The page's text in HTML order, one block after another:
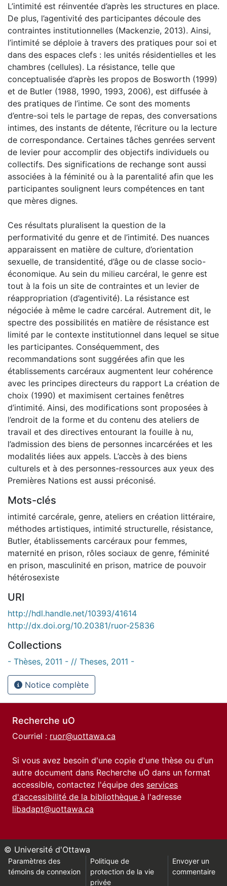
L’intimité est réinventée d’après les structures en place.
De plus, l’agentivité des participantes découle des
contraintes institutionnelles (Mackenzie, 2013). Ainsi,
l’intimité se déploie à travers des pratiques pour soi et
dans des espaces clefs : les unités résidentielles et les
chambres (cellules). La résistance, telle que
conceptualisée d’après les propos de Bosworth (1999)
et de Butler (1988, 1990, 1993, 2006), est diffusée à
des pratiques de l’intime. Ce sont des moments
d’entre-soi tels le partage de repas, des conversations
intimes, des instants de détente, l’écriture ou la lecture
de correspondance. Certaines tâches genrées servent
de levier pour accomplir des objectifs individuels ou
collectifs. Des significations de rechange sont aussi
associées à la féminité ou à la parentalité afin que les
participantes soulignent leurs compétences en tant
que mères dignes.
Ces résultats pluralisent la question de la
performativité du genre et de l’intimité. Des nuances
apparaissent en matière de culture, d’orientation
sexuelle, de transidentité, d’âge ou de classe socio-
économique. Au sein du milieu carcéral, le genre est
tout à la fois un site de contraintes et un levier de
réappropriation (d’agentivité). La résistance est
négociée à même le cadre carcéral. Autrement dit, le
spectre des possibilités en matière de résistance est
limité par le contexte institutionnel dans lequel se situe
les participantes. Conséquemment, des
recommandations sont suggérées afin que les
établissements carcéraux augmentent leur cohérence
avec les principes directeurs du rapport La création de
choix (1990) et maximisent certaines fenêtres
d’intimité. Ainsi, des modifications sont proposées à
l’endroit de la forme et du contenu des ateliers de
travail et des directives entourant la fouille à nu,
l’admission des biens de personnes incarcérées et les
modalités liées aux appels. L’accès à des biens
culturels et à des personnes-ressources aux yeux des
Premières Nations est aussi préconisé.
Mots-clés
intimité carcérale, genre, ateliers en création littéraire,
méthodes artistiques, intimité structurelle, résistance,
Butler, établissements carcéraux pour femmes,
maternité en prison, rôles sociaux de genre, féminité
en prison, masculinité en prison, matrice de pouvoir
hétérosexiste
URI
http://hdl.handle.net/10393/41614
http://dx.doi.org/10.20381/ruor-25836
Collections
- Thèses, 2011 - // Theses, 2011 -
Notice complète
Recherche uO
Courriel : ruor@uottawa.ca
Si vous avez besoin d'une copie d'une thèse ou d'un
autre document dans Recherche uO dans un format
accessible, contactez l'équipe des services
d'accessibilité de la bibliothèque à l'adresse
libadapt@uottawa.ca
© Université d'Ottawa
Paramètres des
témoins de connexion
Politique de
protection de la vie
privée
Envoyer un
commentaire